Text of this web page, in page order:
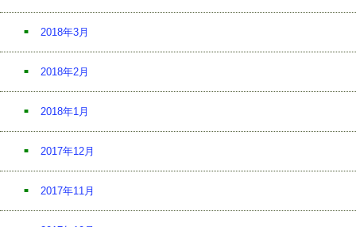
2018年3月
2018年2月
2018年1月
2017年12月
2017年11月